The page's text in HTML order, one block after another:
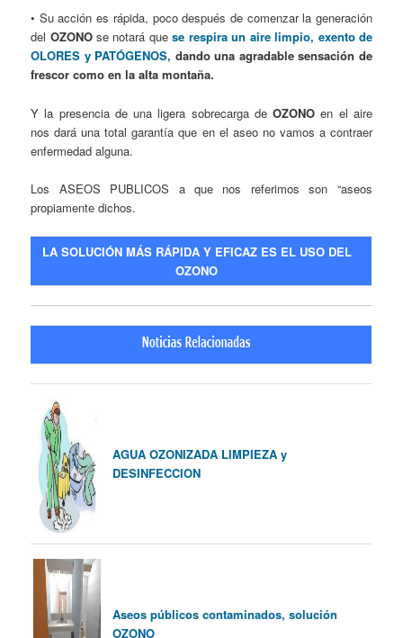
• Su acción es rápida, poco después de comenzar la generación
del OZONOse notará quese respira un aire limpio, exento de
OLORES y PATÓGENOS, dando una agradable sensación de
frescor como en la alta montaña.
Y la presencia de una ligera sobrecarga deOZONO en el aire
nos dará una total garantía que en el aseo no vamos a contraer
enfermedad alguna.
Los ASEOS PUBLICOS a que nos referimos son “aseos
propiamente dichos.
LA SOLUCIÓN MÁS RÁPIDA Y EFICAZ ES EL USO DEL
OZONO
AGUA OZONIZADA LIMPIEZA y
DESINFECCION
Aseos públicos contaminados, solución
OZONO